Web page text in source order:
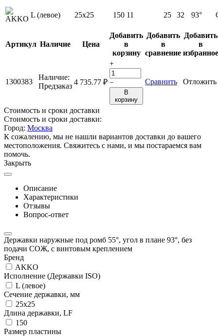
L (левое) 25x25 150 11 25 32 93°
Артикул Наличие Цена
Добавить
в
корзину
Добавить
в
сравнение
Добавить
в
избранное
1300383
Наличие:
Предзаказ 4 735.77 ₽
+
−
В
корзину
Сравнить Отложить
Стоимость и сроки доставки
Стоимость и сроки доставки:
Город: Москва
К сожалению, мы не нашли вариантов доставки до вашего
местоположения. Свяжитесь с нами, и мы постараемся вам
помочь.
Закрыть
Описание
Характеристики
Отзывы
Вопрос-ответ
Державки наружные под ромб 55°, угол в плане 93°, без
подачи СОЖ, с винтовым креплением
Бренд
AKKO
Исполнение (Державки ISO)
L (левое)
Сечение державки, мм
25x25
Длина державки, LF
150
Размер пластины